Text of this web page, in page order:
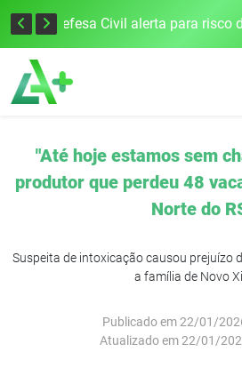
Justiça Eleitoral intensifica preparativos e faz alertas para as Eleições 2026 na 94ª Zona Eleitoral
"Até hoje estamos sem
produtor que perdeu 48
Norte do
Suspeita de intoxicação causou prejuízo
a família de Novo
Publicado em 22/01/
Atualizado em 22/01/